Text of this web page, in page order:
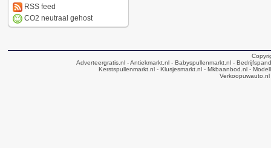
RSS feed
CO2 neutraal gehost
Adverteergratis.nl - Antiekmarkt.nl - Babyspullenmarkt.nl -
Kerstspullenmarkt.nl - Klusjesmarkt.nl - Mkbaanbod.nl -
Verkoopuwauto.nl